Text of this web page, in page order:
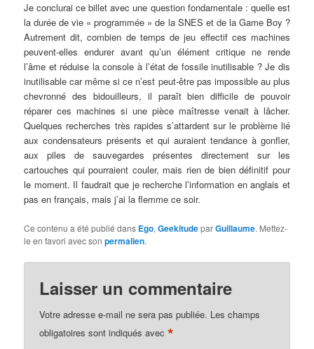
Je conclurai ce billet avec une question fondamentale : quelle est
la durée de vie « programmée » de la SNES et de la Game Boy ?
Autrement dit, combien de temps de jeu effectif ces machines
peuvent-elles endurer avant qu’un élément critique ne rende
l’âme et réduise la console à l’état de fossile inutilisable ? Je dis
inutilisable car même si ce n’est peut-être pas impossible au plus
chevronné des bidouilleurs, il paraît bien difficile de pouvoir
réparer ces machines si une pièce maîtresse venait à lâcher.
Quelques recherches très rapides s’attardent sur le problème lié
aux condensateurs présents et qui auraient tendance à gonfler,
aux piles de sauvegardes présentes directement sur les
cartouches qui pourraient couler, mais rien de bien définitif pour
le moment. Il faudrait que je recherche l’information en anglais et
pas en français, mais j’ai la flemme ce soir.
Ce contenu a été publié dans Ego,GeekitudeparGuillaume. Mettez-
le en favori avec sonpermalien.
Laisser un commentaire
Votre adresse e-mail ne sera pas publiée. Les champs
obligatoires sont indiqués avec*